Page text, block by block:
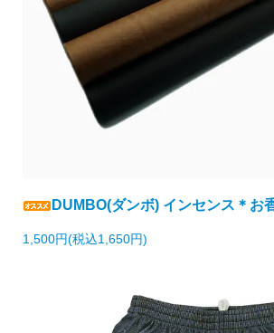
DUMBO(ダンボ) インセンス＊お
1,500円(税込1,650円)